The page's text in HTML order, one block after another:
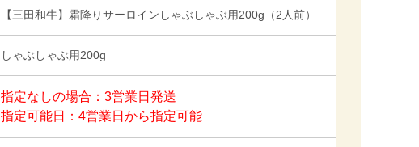
【三田和牛】霜降りサーロインしゃぶしゃぶ用200g（2人前）
しゃぶしゃぶ用200g
指定なしの場合：3営業日発送
指定可能日：4営業日から指定可能